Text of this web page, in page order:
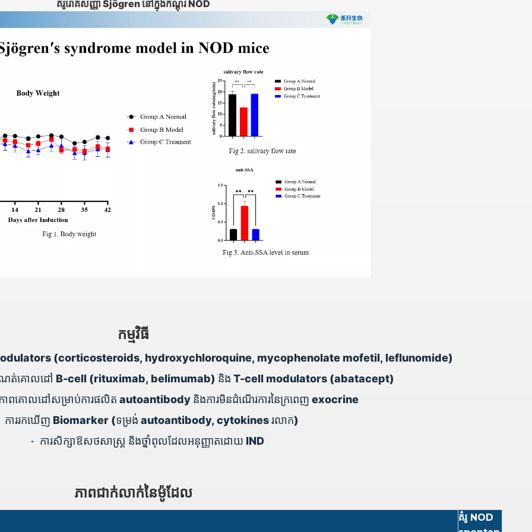
គំរូរោគសញ្ញា Sjögren នៅក្នុងកណ្តុរ NOD
កម្មវិធី
(corticosteroids, hydroxychloroquine, mycophenolate mofetil, leflunomide)
ទ្យាកំណត់គោលដៅ B-cell (rituximab, belimumab) និង T-cell modulators (abatacept)
ោលដៅសម្រាប់ការផលិត autoantibody និងការមិនដំណើរការនៃក្រពេញ exocrine
ការរកឃើញ Biomarker (ទម្រង់ autoantibody, cytokines រលាក)
• ការសិក្សាឱសថសាស្ត្រ និងថ្នាំពុលដែលអនុញ្ញាតដោយ IND
ភាពជាក់លាក់នៃម៉ូដែល
គំរូ NOD